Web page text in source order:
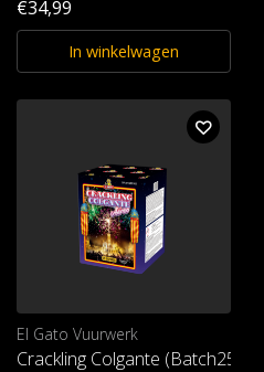
€34,99
In winkelwagen
El Gato Vuurwerk
Crackling Colgante (Batch25)